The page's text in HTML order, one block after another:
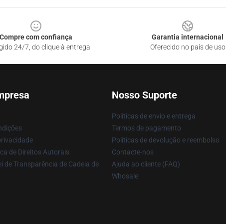
Compre com confiança
24/7, do clique à entrega
Garantia internacional
Oferecido no país de uso
de Direitos Autorais
de Transparência de Cadeia de
Nosso Suporte
Políticas de envio e entrega
Termos de pagamento
Políticas de devolução e reembolso
Contacte-nos
Ajuda ao cliente (FAQ)
Whosale